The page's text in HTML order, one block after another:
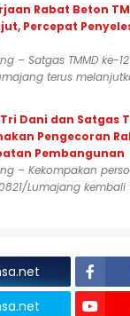
Rabat Beton
Percepat
– Satgas TMMD ke-
terus
Dani dan Satgas
Pengecoran
Pembangunan
– Kekompakan
Lumajang kembali